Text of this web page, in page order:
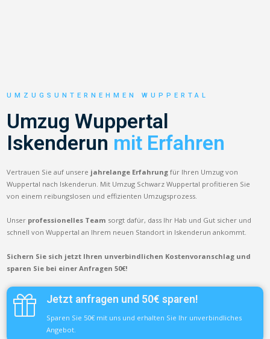
UMZUGSUNTERNEHMEN WUPPERTAL
Umzug Wuppertal
Iskenderun mit Erfahren
Vertrauen Sie auf unsere jahrelange Erfahrung für Ihren Umzug von
Wuppertal nach Iskenderun. Mit Umzug Schwarz Wuppertal profitieren Sie
von einem reibungslosen und effizienten Umzugsprozess.
Unser professionelles Team sorgt dafür, dass Ihr Hab und Gut sicher und
schnell von Wuppertal an Ihrem neuen Standort in Iskenderun ankommt.
Sichern Sie sich jetzt Ihren unverbindlichen Kostenvoranschlag und
sparen Sie bei einer Anfragen 50€!
Jetzt anfragen und 50€ sparen!
Sparen Sie 50€ mit uns und erhalten Sie Ihr unverbindliches
Angebot.